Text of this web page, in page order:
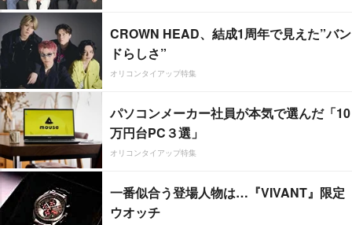
CROWN HEAD、結成1周年で見えた”バン
ドらしさ”
オリコンタイアップ特集
パソコンメーカー社員が本気で選んだ「10
万円台PC３選」
オリコンタイアップ特集
一番似合う登場人物は…『VIVANT』限定
ウオッチ